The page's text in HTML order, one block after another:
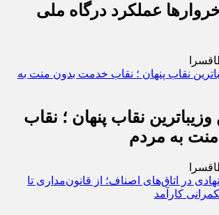
عملکرد درگاه ملی
نقاب پنهان ؛ نقاب
به مردم